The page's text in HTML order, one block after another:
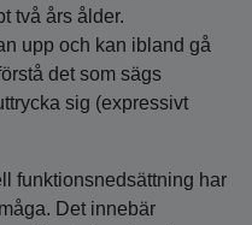
två års ålder.
upp och kan ibland gå
det som sägs
sig (expressivt
funktionsnedsättning har
Det innebär